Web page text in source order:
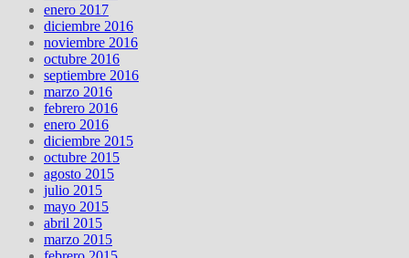
enero 2017
diciembre 2016
noviembre 2016
octubre 2016
septiembre 2016
marzo 2016
febrero 2016
enero 2016
diciembre 2015
octubre 2015
agosto 2015
julio 2015
mayo 2015
abril 2015
marzo 2015